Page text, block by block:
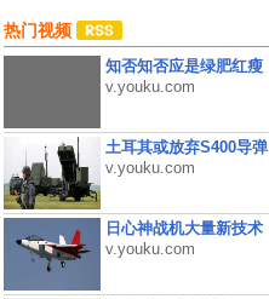
热门视频
知否知否应是绿肥红瘦
v.youku.com
土耳其或放弃S400导弹
v.youku.com
日心神战机大量新技术
v.youku.com